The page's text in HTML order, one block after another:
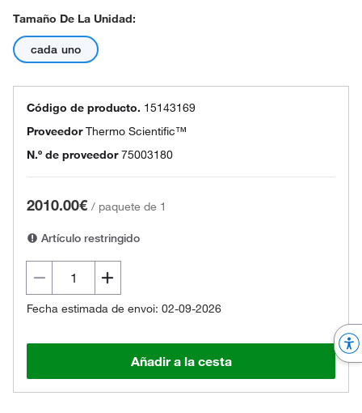
Tamaño De La Unidad:
cada uno
Código de producto. 15143169
ProveedorThermo Scientific™
N.º de proveedor 75003180
2010.00€ / paquete de 1
Artículo restringido
Fecha estimada de envoi: 02-09-2026
Añadir a la cesta